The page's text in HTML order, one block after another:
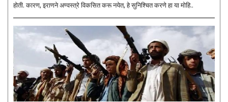
होती. कारण, इराणने अण्वस्त्रे विकसित करू नयेत, हे सुनिश्चित करणे हा या मोहि..